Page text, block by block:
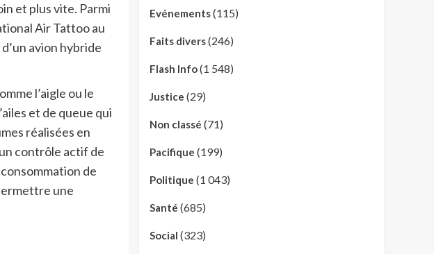
et plus vite. Parmi
Air Tattoo au
avion hybride
l’aigle ou le
et de queue qui
réalisées en
contrôle actif de
de
une
Evénements(115)
Faits divers(246)
Flash Info(1 548)
Justice (29)
Non classé (71)
Pacifique (199)
Politique (1 043)
Santé (685)
Social (323)